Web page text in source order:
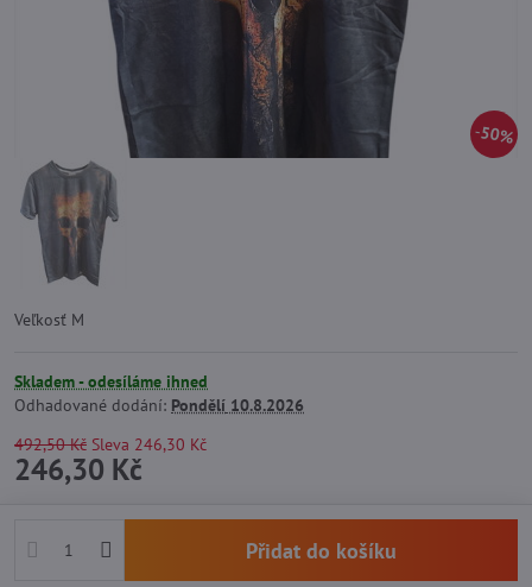
50%
Veľkosť M
Skladem - odesíláme ihned
Odhadované dodání: Pondělí 10.8.2026
492,50 Kč Sleva 246,30 Kč
246,30 Kč
Přidat do košíku